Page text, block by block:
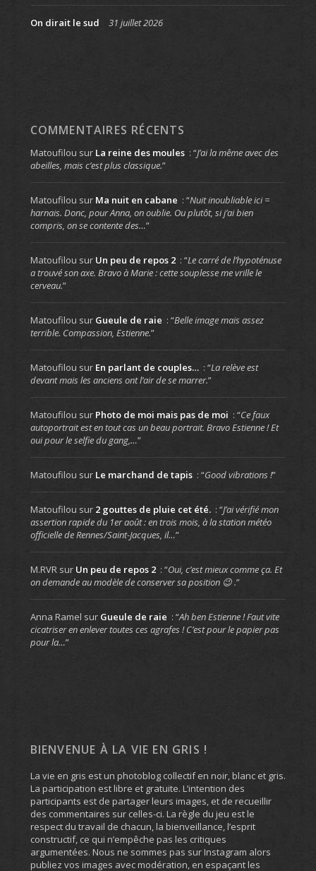
On dirait le sud 31 juillet 2026
COMMENTAIRES RÉCENTS
Matoufilou sur La reine des moules : “J’ai la même avec des
abeilles, mais c’est plus classique.”
Matoufilou sur Ma nuit en cabane : “Nuit inoubliable ici =
harnais. Donc, pour Anna, on oublie. Ou plutôt, si j’ai bien
compris, on se contente des…”
Matoufilou sur Un peu de repos 2 : “Le carré de l’hypoténuse
a trouvé son axe. Bravo à Marie : cette souplesse me vrille le
cerveau.”
Matoufilou sur Gueule de raie : “Belle image mais assez
terrible. Compassion, Estienne.”
Matoufilou sur En parlant de couples… : “La relève est
devant mais les anciens ont l’air de se marrer.”
Matoufilou sur Photo de moi mais pas de moi : “Ce faux
autoportrait est en tout cas un beau portrait. Bravo Estienne ! Et
oui pour le selfie du gang,…”
Matoufilou sur Le marchand de tapis : “Good vibrations !”
Matoufilou sur 2 gouttes de pluie cet été. : “J’ai vérifié mon
assertion rapide du 1er août : en trois mois, à la station météo
officielle de Rennes/Saint-Jacques, il…”
M.RVR sur Un peu de repos 2 : “Oui, c’est mieux comme ça. Et
on demande au modèle de conserver sa position 😉 .”
Anna Ramel sur Gueule de raie : “Ah ben Estienne ! Faut vite
cicatriser en enlever toutes ces agrafes ! C’est pour le papier pas
pour la…”
BIENVENUE À LA VIE EN GRIS !
La vie en gris est un photoblog collectif en noir, blanc et gris.
La participation est libre et gratuite. L’intention des
participants est de partager leurs images, et de recueillir
des commentaires sur celles-ci. La règle du jeu est le
respect du travail de chacun, la bienveillance, l’esprit
constructif, ce qui n’empêche pas les critiques
argumentées. Nous ne sommes pas sur Instagram alors
publiez vos images avec modération, en espaçant les